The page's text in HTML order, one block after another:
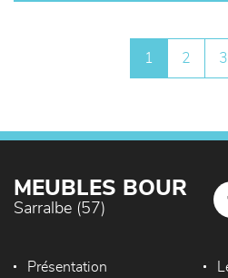
1 2 3
MEUBLES BOUR
Sarralbe (57)
Présentation